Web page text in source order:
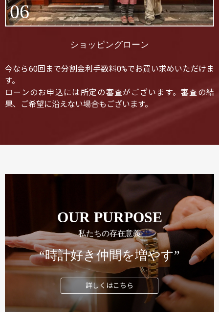
06
ショッピングローン
今なら60回まで分割金利手数料0%でお買い求めいただけま
す。
ローンのお申込には所定の審査がございます。審査の結
果、ご希望に沿えない場合もございます。
OUR PURPOSE
私たちの存在意義
“時計好き仲間を増やす”
詳しくはこちら